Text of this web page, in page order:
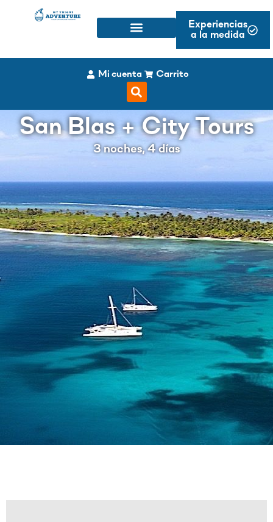
Experiencias
a la medida
Mi cuenta Carrito
San Blas + City Tours
3 noches, 4 días